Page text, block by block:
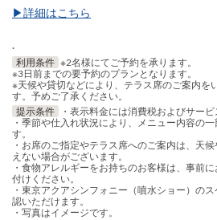
▶詳細はこちら
.
利用条件 ※2名様にてご予約を承ります。
※3日前までの要予約のプランとなります。
※天候や貸切などにより、テラス席のご案内を
す。予めご了承ください。
提示条件
・表示料金には消費税およびサー
・季節や仕入れ状況により、メニュー内容の
す。
・お席のご指定やテラス席へのご案内は、天
えない場合がございます。
・食物アレルギーをお持ちのお客様は、事前
付けください。
・東京アクアシンフォニー（噴水ショー）の
認いただけます。
・写真はイメージです。